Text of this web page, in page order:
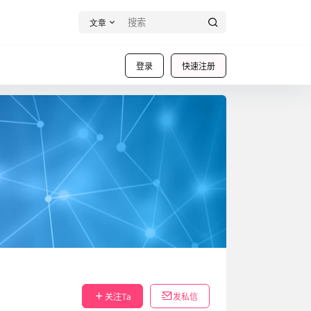
文章
登录 快速注册
关注Ta 发私信